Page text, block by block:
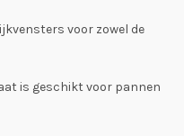
voor zowel de
is geschikt voor pannen